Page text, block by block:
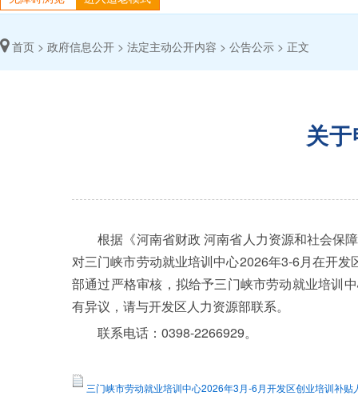
首页 > 政府信息公开 > 法定主动公开内容 > 公告公示 > 正文
关
根据《河南省财政 河南省人力资源和社会保障
对三门峡市劳动就业培训中心2026年3-6月在开
部通过严格审核，拟给予三门峡市劳动就业培训
有异议，请与开发区人力资源部联系。
联系电话：0398-2266929。
三门峡市劳动就业培训中心2026年3月-6月开发区创业培训补贴